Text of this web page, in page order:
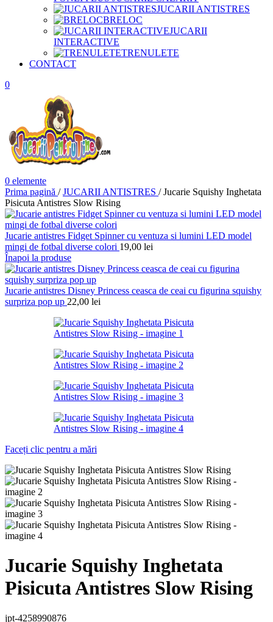
JUCARII ANTISTRES
BRELOC
JUCARII
INTERACTIVE
TRENULETE
CONTACT
0
0 elemente
Prima pagină / JUCARII ANTISTRES / Jucarie Squishy Inghetata
Pisicuta Antistres Slow Rising
Jucarie antistres Fidget Spinner cu ventuza si lumini LED model
mingi de fotbal diverse colori 19,00 lei
Înapoi la produse
Jucarie antistres Disney Princess ceasca de ceai cu figurina squishy
surpriza pop up 22,00 lei
Faceți clic pentru a mări
Jucarie Squishy Inghetata
Pisicuta Antistres Slow Rising
jpt-4258990876